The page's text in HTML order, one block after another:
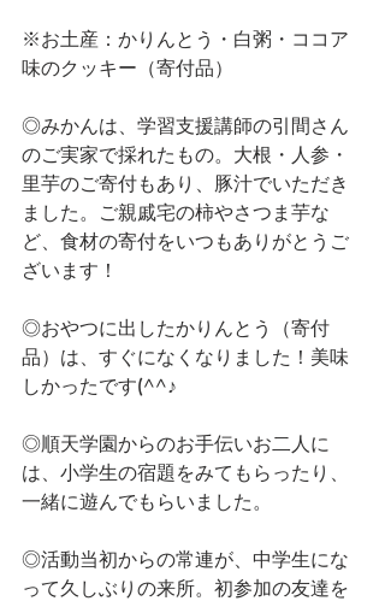
※お土産：かりんとう・白粥・ココア
味のクッキー（寄付品）
◎みかんは、学習支援講師の引間さん
のご実家で採れたもの。大根・人参・
里芋のご寄付もあり、豚汁でいただき
ました。ご親戚宅の柿やさつま芋な
ど、食材の寄付をいつもありがとうご
ざいます！
◎おやつに出したかりんとう（寄付
品）は、すぐになくなりました！美味
しかったです(^^♪
◎順天学園からのお手伝いお二人に
は、小学生の宿題をみてもらったり、
一緒に遊んでもらいました。
◎活動当初からの常連が、中学生にな
って久しぶりの来所。初参加の友達を